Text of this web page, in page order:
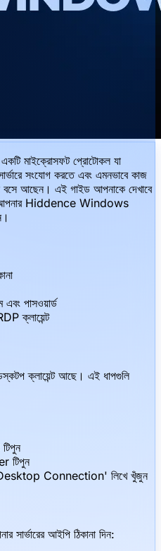
মাইক্রোসফট প্রোটোকল যা
সংযোগ করতে এবং এমনভাবে কাজ
বসে আছেন। এই গাইড আপনাকে দেখাবে
আপনার Hiddence Windows
এবং পাসওয়ার্ড
ক্লায়েন্ট
ক্লায়েন্ট আছে। এই ধাপগুলি
টিপুন
Desktop Connection' লিখে খুঁজুন
সার্ভারের আইপি ঠিকানা দিন: